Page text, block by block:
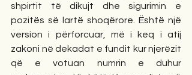
shpirtit të dikujt dhe sigurimin e
pozitës së lartë shoqërore. Është një
version i përforcuar, më i keq i atij
zakoni në dekadat e fundit kur njerëzit
që e votuan numrin e duhur